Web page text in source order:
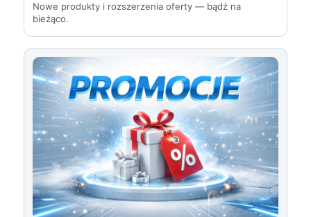
Nowe produkty i rozszerzenia oferty — bądź na
bieżąco.